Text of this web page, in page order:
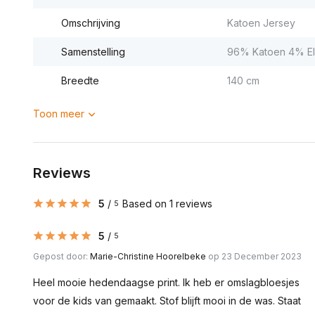
Omschrijving Katoen Jersey
Samenstelling 96% Katoen 4%
Breedte 140 cm
Toon meer
Reviews
5 / 5 Based on 1 reviews
5 / 5
Gepost door: Marie-Christine Hoorelbeke op 23 December 2023
Heel mooie hedendaagse print. Ik heb er omslagbloesjes
voor de kids van gemaakt. Stof blijft mooi in de was. Staat